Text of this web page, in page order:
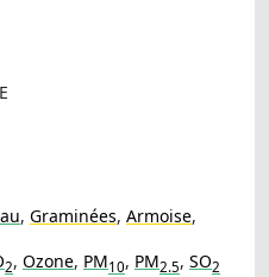
, Graminées, Armoise,
2, Ozone, PM10, PM2.5, SO2